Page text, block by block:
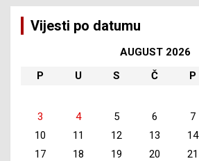
Vijesti po datumu
AUGUST 2026
P
U S Č P
3
4 5 6 7
10
11 12 13 14
17
18 19 20 21